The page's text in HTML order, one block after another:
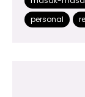
2014
personal